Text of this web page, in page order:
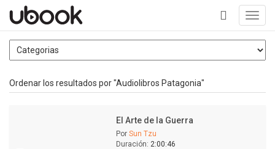
+
Ordenar los resultados por "Audiolibros Patagonia"
El Arte de la Guerra
Por Sun Tzu
Duración: 2:00:46